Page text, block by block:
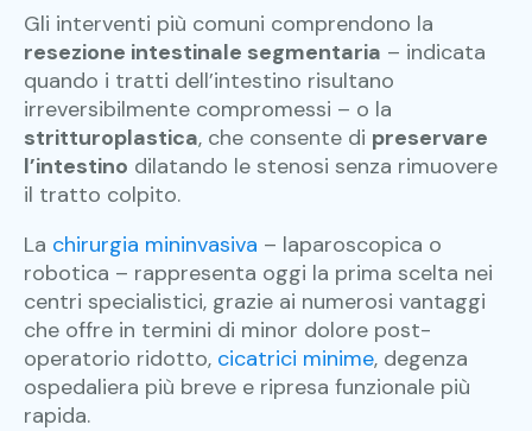
Gli interventi più comuni comprendono la
resezione intestinale segmentaria – indicata
quando i tratti dell’intestino risultano
irreversibilmente compromessi – o la
stritturoplastica, che consente di preservare
l’intestino dilatando le stenosi senza rimuovere
il tratto colpito.
La chirurgia mininvasiva – laparoscopica o
robotica – rappresenta oggi la prima scelta nei
centri specialistici, grazie ai numerosi vantaggi
che offre in termini di minor dolore post-
operatorio ridotto, cicatrici minime, degenza
ospedaliera più breve e ripresa funzionale più
rapida.